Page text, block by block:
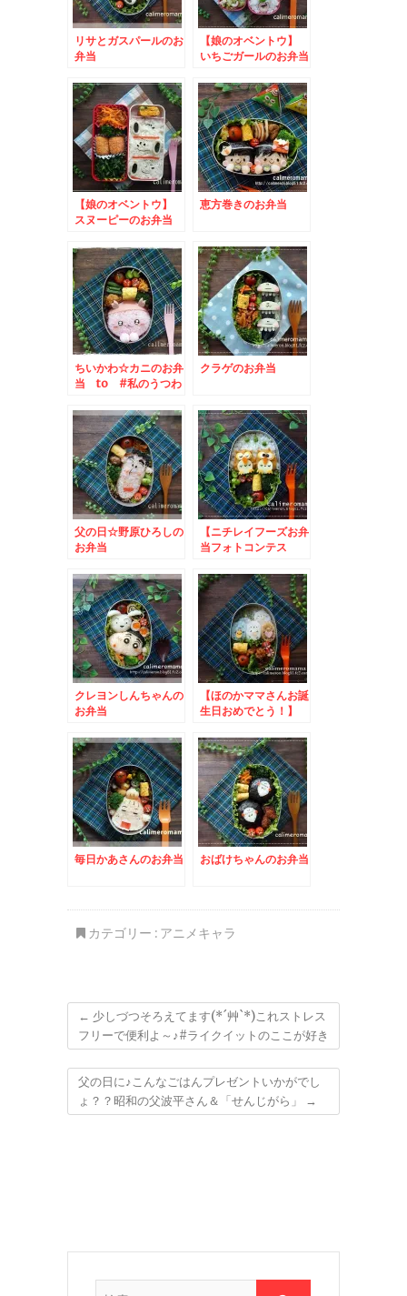
リサとガスパールのお
弁当
【娘のオベントウ】
いちごガールのお弁当
【娘のオベントウ】
スヌーピーのお弁当
そレシピ大募集キャン
ペーン
恵方巻きのお弁当
ちいかわ☆カニのお弁
当 to #私のうつわ
クラゲのお弁当
父の日☆野原ひろしの
お弁当
【ニチレイフーズお弁
当フォトコンテス
当とこいのぼりのお弁
当
クレヨンしんちゃんの
お弁当
【ほのかママさんお誕
生日おめでとう！】
当
毎日かあさんのお弁当 おばけちゃんのお弁当
カテゴリー : アニメキャラ
← 少しづつそろえてます(*´艸`*)これストレス
フリーで便利よ～♪#ライクイットのここが好き
父の日に♪こんなごはんプレゼントいかがでし
ょ？？昭和の父波平さん＆「せんじがら」
→